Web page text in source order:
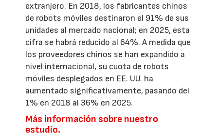
extranjero. En 2018, los fabricantes chinos
de robots móviles destinaron el 91% de sus
unidades al mercado nacional; en 2025, esta
cifra se habrá reducido al 64%. A medida que
los proveedores chinos se han expandido a
nivel internacional, su cuota de robots
móviles desplegados en EE. UU. ha
aumentado significativamente, pasando del
1% en 2018 al 36% en 2025.
Más información sobre nuestro
estudio.